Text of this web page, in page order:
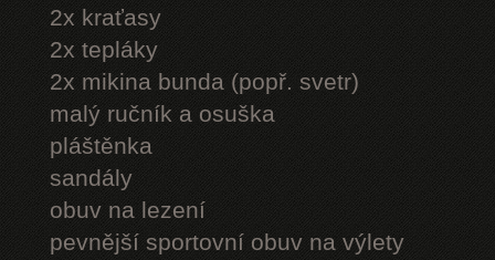
2x kraťasy
2x tepláky
2x mikina bunda (popř. svetr)
malý ručník a osuška
pláštěnka
sandály
obuv na lezení
pevnější sportovní obuv na výlety